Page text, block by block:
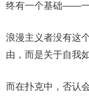
终有一个基础——一
浪漫主义者没有这
由，而是关于自我
而在扑克中，否认